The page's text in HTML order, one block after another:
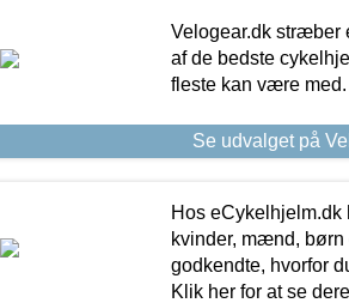
Velogear.dk stræber
af de bedste
fleste kan være
Se udvalget på
Hos eCykelhjelm.dk
kvinder, mænd, børn
godkendte, hvorfor
Klik her for at se